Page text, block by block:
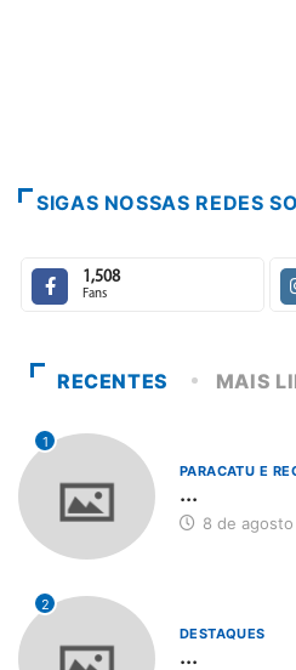
SIGAS NOSSAS REDES
1,508
Fans
RECENTES MAIS
1
PARACATU E
...
8 de
2
DESTAQUES
...